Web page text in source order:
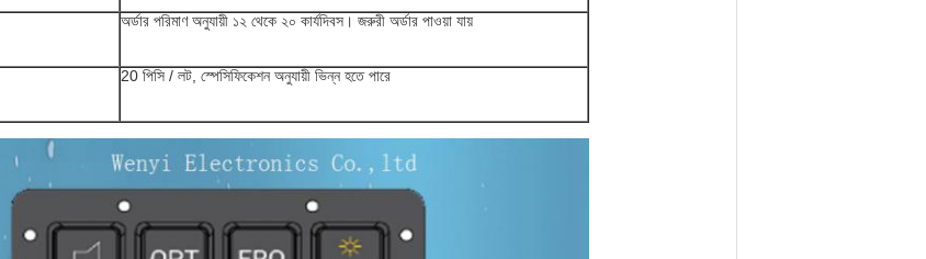
অর্ডার পরিমাণ অনুযায়ী ১২ থেকে ২০ কার্যদিবস। জরুরী অর্ডার পাওয়া যায়
20 পিসি / লট, স্পেসিফিকেশন অনুযায়ী ভিন্ন হতে পারে